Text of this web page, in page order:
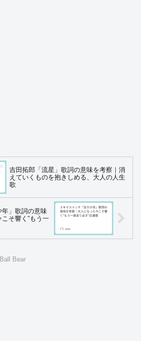
吉田拓郎「流星」歌詞の意味を考察｜消
えていくものを抱きしめる、大人の人生
歌
年」歌詞の意味
そ響く“もう一
Bear